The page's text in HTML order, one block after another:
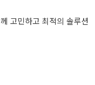
고민하고 최적의 솔루션